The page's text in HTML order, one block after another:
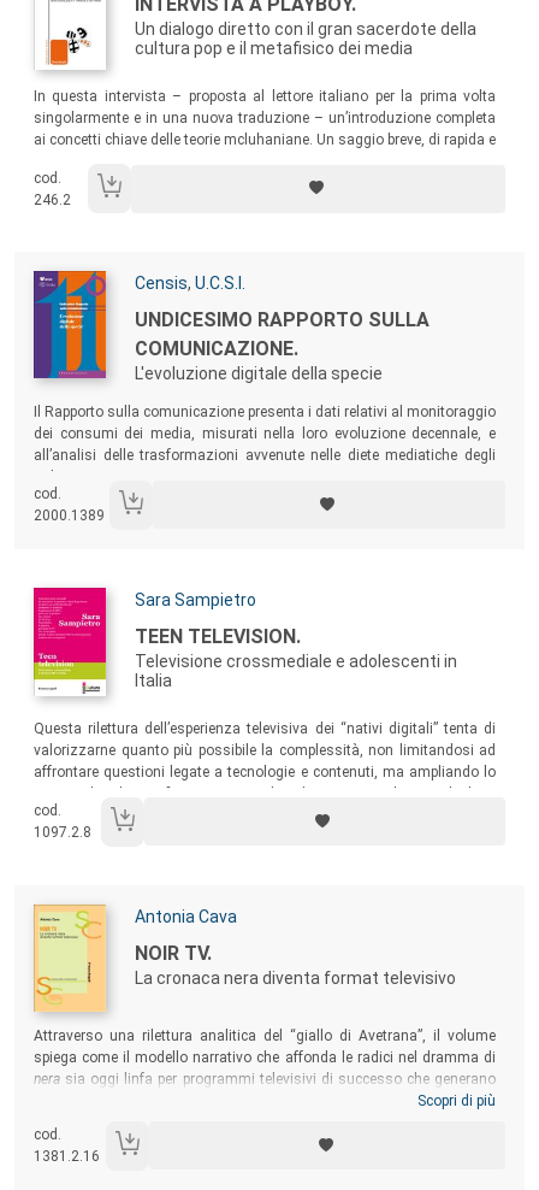
Un dialogo diretto con il gran sacerdote della
cultura pop e il metafisico dei media
In questa intervista – proposta al lettore italiano per la prima volta
singolarmente e in una nuova traduzione – un’introduzione completa
ai concetti chiave delle teorie mcluhaniane. Un saggio breve, di rapida e
aspetti della società contemporanea.
cod.
246.2
Autori:
Censis, U.C.S.I.
Titolo:
UNDICESIMO RAPPORTO SULLA
COMUNICAZIONE.
L'evoluzione digitale della specie
Sommario:
Il Rapporto sulla comunicazione presenta i dati relativi al monitoraggio
dei consumi dei media, misurati nella loro evoluzione decennale, e
all’analisi delle trasformazioni avvenute nelle diete mediatiche degli
cod.
2000.1389
Autori:
Sara Sampietro
Titolo:
TEEN TELEVISION.
Televisione crossmediale e adolescenti in
Italia
Sommario:
Questa rilettura dell’esperienza televisiva dei “nativi digitali” tenta di
valorizzarne quanto più possibile la complessità, non limitandosi ad
affrontare questioni legate a tecnologie e contenuti, ma ampliando lo
vissuto quotidiano.
cod.
1097.2.8
Autori:
Antonia Cava
Titolo:
NOIR TV.
La cronaca nera diventa format televisivo
Sommario:
Attraverso una rilettura analitica del “giallo di Avetrana”, il volume
spiega come il modello narrativo che affonda le radici nel dramma di
nera sia oggi linfa per programmi televisivi di successo che generano
una sorta di “meta-format”: tanti programmi, di generi diversi, che, con
criminale rendendolo un testo di volta in volta spettacolarizzato
secondo differenti chiavi di lettura.
Scopri di più
cod.
1381.2.16